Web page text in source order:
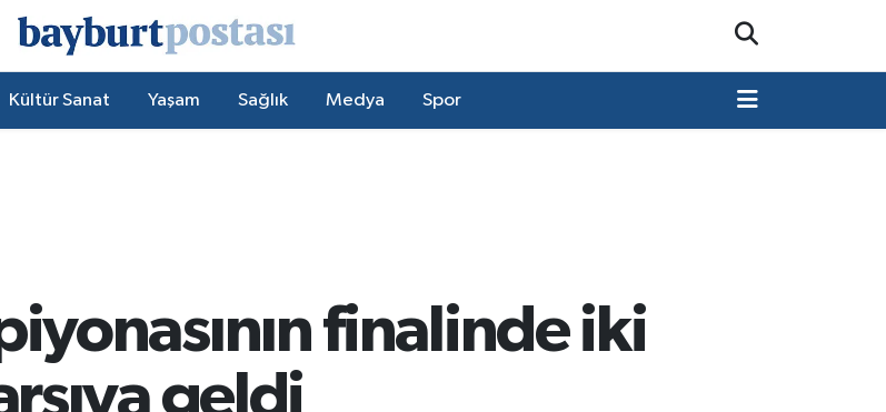
Kültür Sanat Yaşam Sağlık Medya Spor
finalinde iki
geldi